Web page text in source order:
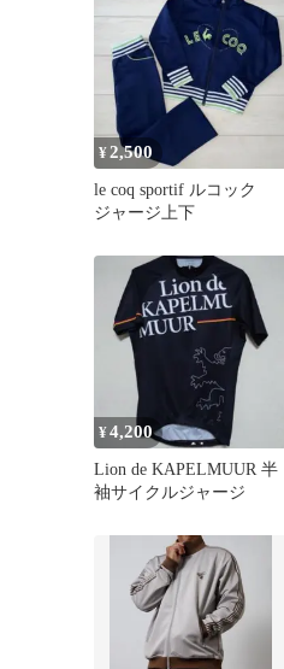
¥2,500
le coq sportif ルコック
ジャージ上下
¥4,200
Lion de KAPELMUUR 半
袖サイクルジャージ